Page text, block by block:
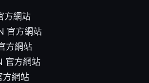
方網站
官方網站
方網站
官方網站
方網站